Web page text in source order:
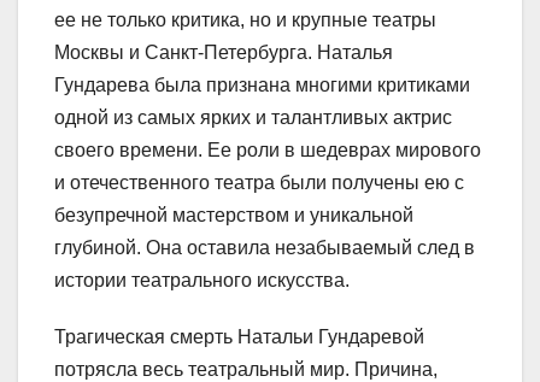
ее не только критика, но и крупные театры
Москвы и Санкт-Петербурга. Наталья
Гундарева была признана многими критиками
одной из самых ярких и талантливых актрис
своего времени. Ее роли в шедеврах мирового
и отечественного театра были получены ею с
безупречной мастерством и уникальной
глубиной. Она оставила незабываемый след в
истории театрального искусства.
Трагическая смерть Натальи Гундаревой
потрясла весь театральный мир. Причина,